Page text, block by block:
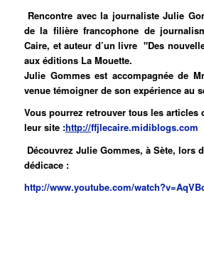
Rencontre avec la journaliste Julie
de la filière francophone de
Caire, et auteur d’un livre "Des
aux éditions La Mouette.
Julie Gommes est accompagnée de
venue témoigner de son expérience au
Vous pourrez retrouver tous les articles
leur site :http://ffjlecaire.midiblogs.com
Découvrez Julie Gommes, à Sète, lors
dédicace :
http://www.youtube.com/